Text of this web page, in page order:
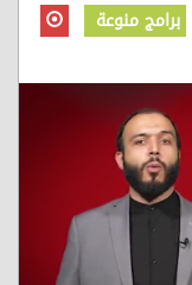
برامج منوعة